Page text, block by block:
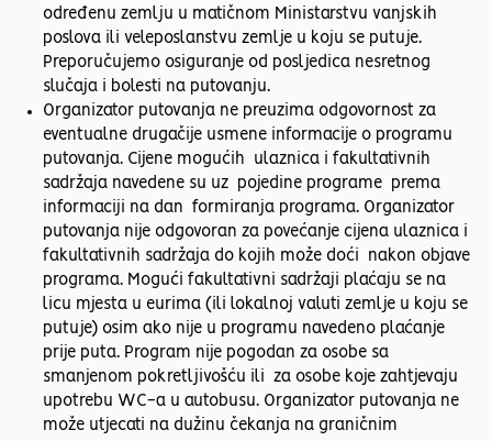
određenu zemlju u matičnom Ministarstvu vanjskih
poslova ili veleposlanstvu zemlje u koju se putuje.
Preporučujemo osiguranje od posljedica nesretnog
slučaja i bolesti na putovanju.
Organizator putovanja ne preuzima odgovornost za
eventualne drugačije usmene informacije o programu
putovanja. Cijene mogućih ulaznica i fakultativnih
sadržaja navedene su uz pojedine programe prema
informaciji na dan formiranja programa. Organizator
putovanja nije odgovoran za povećanje cijena ulaznica i
fakultativnih sadržaja do kojih može doći nakon objave
programa. Mogući fakultativni sadržaji plaćaju se na
licu mjesta u eurima (ili lokalnoj valuti zemlje u koju se
putuje) osim ako nije u programu navedeno plaćanje
prije puta. Program nije pogodan za osobe sa
smanjenom pokretljivošću ili za osobe koje zahtjevaju
upotrebu WC-a u autobusu. Organizator putovanja ne
može utjecati na dužinu čekanja na graničnim